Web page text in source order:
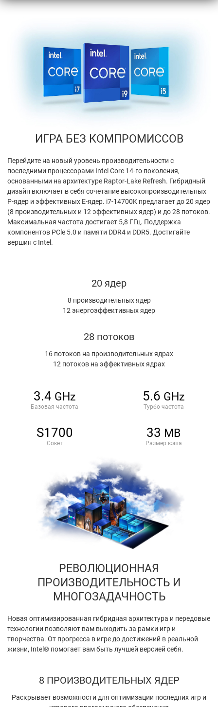
ИГРА БЕЗ КОМПРОМИССОВ
Перейдите на новый уровень производительности с
последними процессорами Intel Core 14-го поколения,
основанными на архитектуре Raptor-Lake Refresh. Гибридный
дизайн включает в себя сочетание высокопроизводительных
P-ядер и эффективных E-ядер. i7-14700K предлагает до 20 ядер
(8 производительных и 12 эффективных ядер) и до 28 потоков.
Максимальная частота достигает 5,8 ГГц. Поддержка
компонентов PCle 5.0 и памяти DDR4 и DDR5. Достигайте
вершин с Intel.
20 ядер
8 производительных ядер
12 энергоэффективных ядер
28 потоков
16 потоков на производительных ядрах
12 потоков на эффективных ядрах
3.4 GHz
Базовая частота
5.6 GHz
Турбо частота
S1700
Сокет
33 MB
Размер кэша
РЕВОЛЮЦИОННАЯ
ПРОИЗВОДИТЕЛЬНОСТЬ И
МНОГОЗАДАЧНОСТЬ
Новая оптимизированная гибридная архитектура и передовые
технологии позволяют вам выходить за рамки игр и
творчества. От прогресса в игре до достижений в реальной
жизни, Intel® помогает вам быть лучшей версией себя.
8 ПРОИЗВОДИТЕЛЬНЫХ ЯДЕР
Раскрывает возможности для оптимизации последних игр и